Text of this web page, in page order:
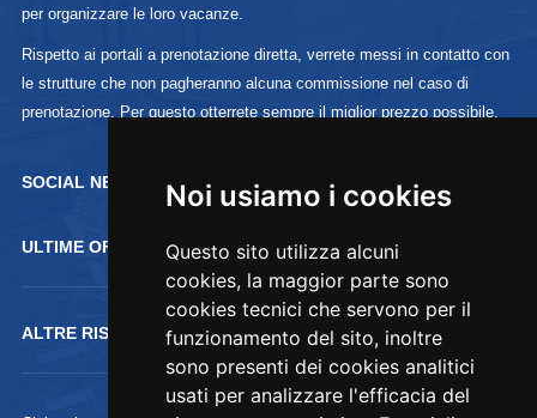
Noi usiamo i cookies
Questo sito utilizza alcuni
cookies, la maggior parte sono
cookies tecnici che servono per il
funzionamento del sito, inoltre
sono presenti dei cookies analitici
usati per analizzare l'efficacia del
per organizzare le loro vacanze.
Rispetto ai portali a prenotazione diretta, verrete messi in contatto con
le strutture che non pagheranno alcuna commissione nel caso di
prenotazione. Per questo otterrete sempre il miglior prezzo possibile.
SOCIAL NETWORK :
ULTIME OFFERTE
ALTRE RISORSE